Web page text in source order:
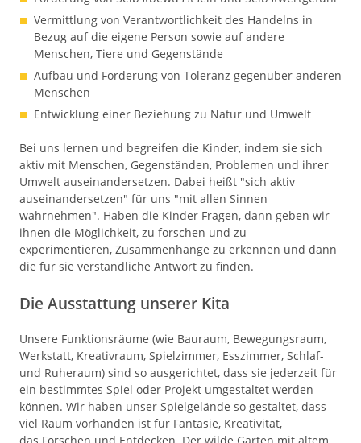
Vermittlung von Verantwortlichkeit des Handelns in
Bezug auf die eigene Person sowie auf andere
Menschen, Tiere und Gegenstände
Aufbau und Förderung von Toleranz gegenüber anderen
Menschen
Entwicklung einer Beziehung zu Natur und Umwelt
Bei uns lernen und begreifen die Kinder, indem sie sich
aktiv mit Menschen, Gegenständen, Problemen und ihrer
Umwelt auseinandersetzen. Dabei heißt "sich aktiv
auseinandersetzen" für uns "mit allen Sinnen
wahrnehmen". Haben die Kinder Fragen, dann geben wir
ihnen die Möglichkeit, zu forschen und zu
experimentieren, Zusammenhänge zu erkennen und dann
die für sie verständliche Antwort zu finden.
Die Ausstattung unserer Kita
Unsere Funktionsräume (wie Bauraum, Bewegungsraum,
Werkstatt, Kreativraum, Spielzimmer, Esszimmer, Schlaf-
und Ruheraum) sind so ausgerichtet, dass sie jederzeit für
ein bestimmtes Spiel oder Projekt umgestaltet werden
können. Wir haben unser Spielgelände so gestaltet, dass
viel Raum vorhanden ist für Fantasie, Kreativität,